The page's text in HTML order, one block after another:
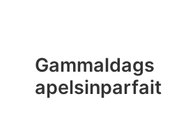
Gammaldags
apelsinparfait